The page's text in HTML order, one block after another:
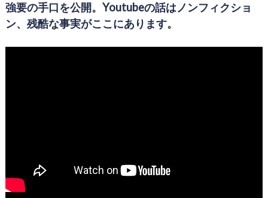
強要の手口を公開。Youtubeの話はノンフィクショ
ン、残酷な事実がここにあります。